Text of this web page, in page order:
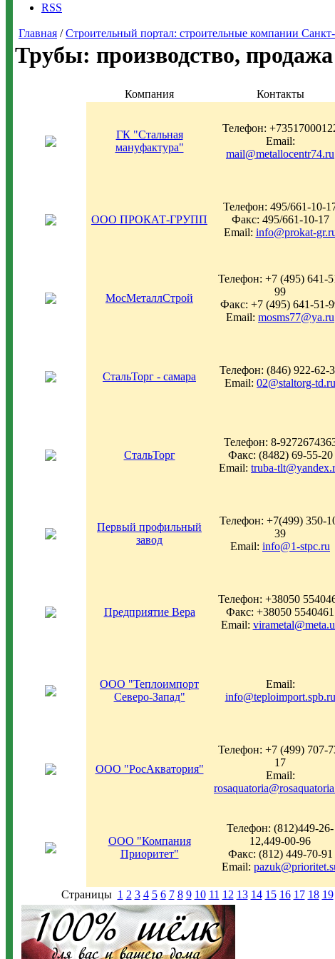
RSS
Главная /Строительный портал: строительные компании
Трубы: производство, продажа
Компания Контакты
ГК "Стальная
мануфактура"
Телефон:
Email:
mail@metallocentr74.ru
ООО ПРОКАТ-ГРУПП
Телефон: 495/661-10-
Факс: 495/661-10-17
Email: info@prokat-
МосМеталлСтрой
Телефон: +7 (495) 641-
99
Факс: +7 (495) 641-51-
Email: mosms77@ya.ru
СтальТорг - самара
Телефон: (846) 922-62-
Email: 02@staltorg-td.ru
СтальТорг
Телефон: 8-
Факс: (8482) 69-55-20
Email: truba-
Первый профильный
завод
Телефон: +7(499) 350-
39
Email: info@1-stpc.ru
Предприятие Вера
Телефон: +38050
Факс: +38050 5540461
Email:
ООО "Теплоимпорт
Северо-Запад"
Email:
info@teploimport.spb.ru
ООО "РосАкватория"
Телефон: +7 (499) 707-
17
Email:
ООО "Компания
Приоритет"
Телефон: (812)449-26-
12,449-00-96
Факс: (812) 449-70-91
Email:
Страницы 1 2 3 4 5 6 7 8 9 10 11 12 13 14 15 16 17 18 19